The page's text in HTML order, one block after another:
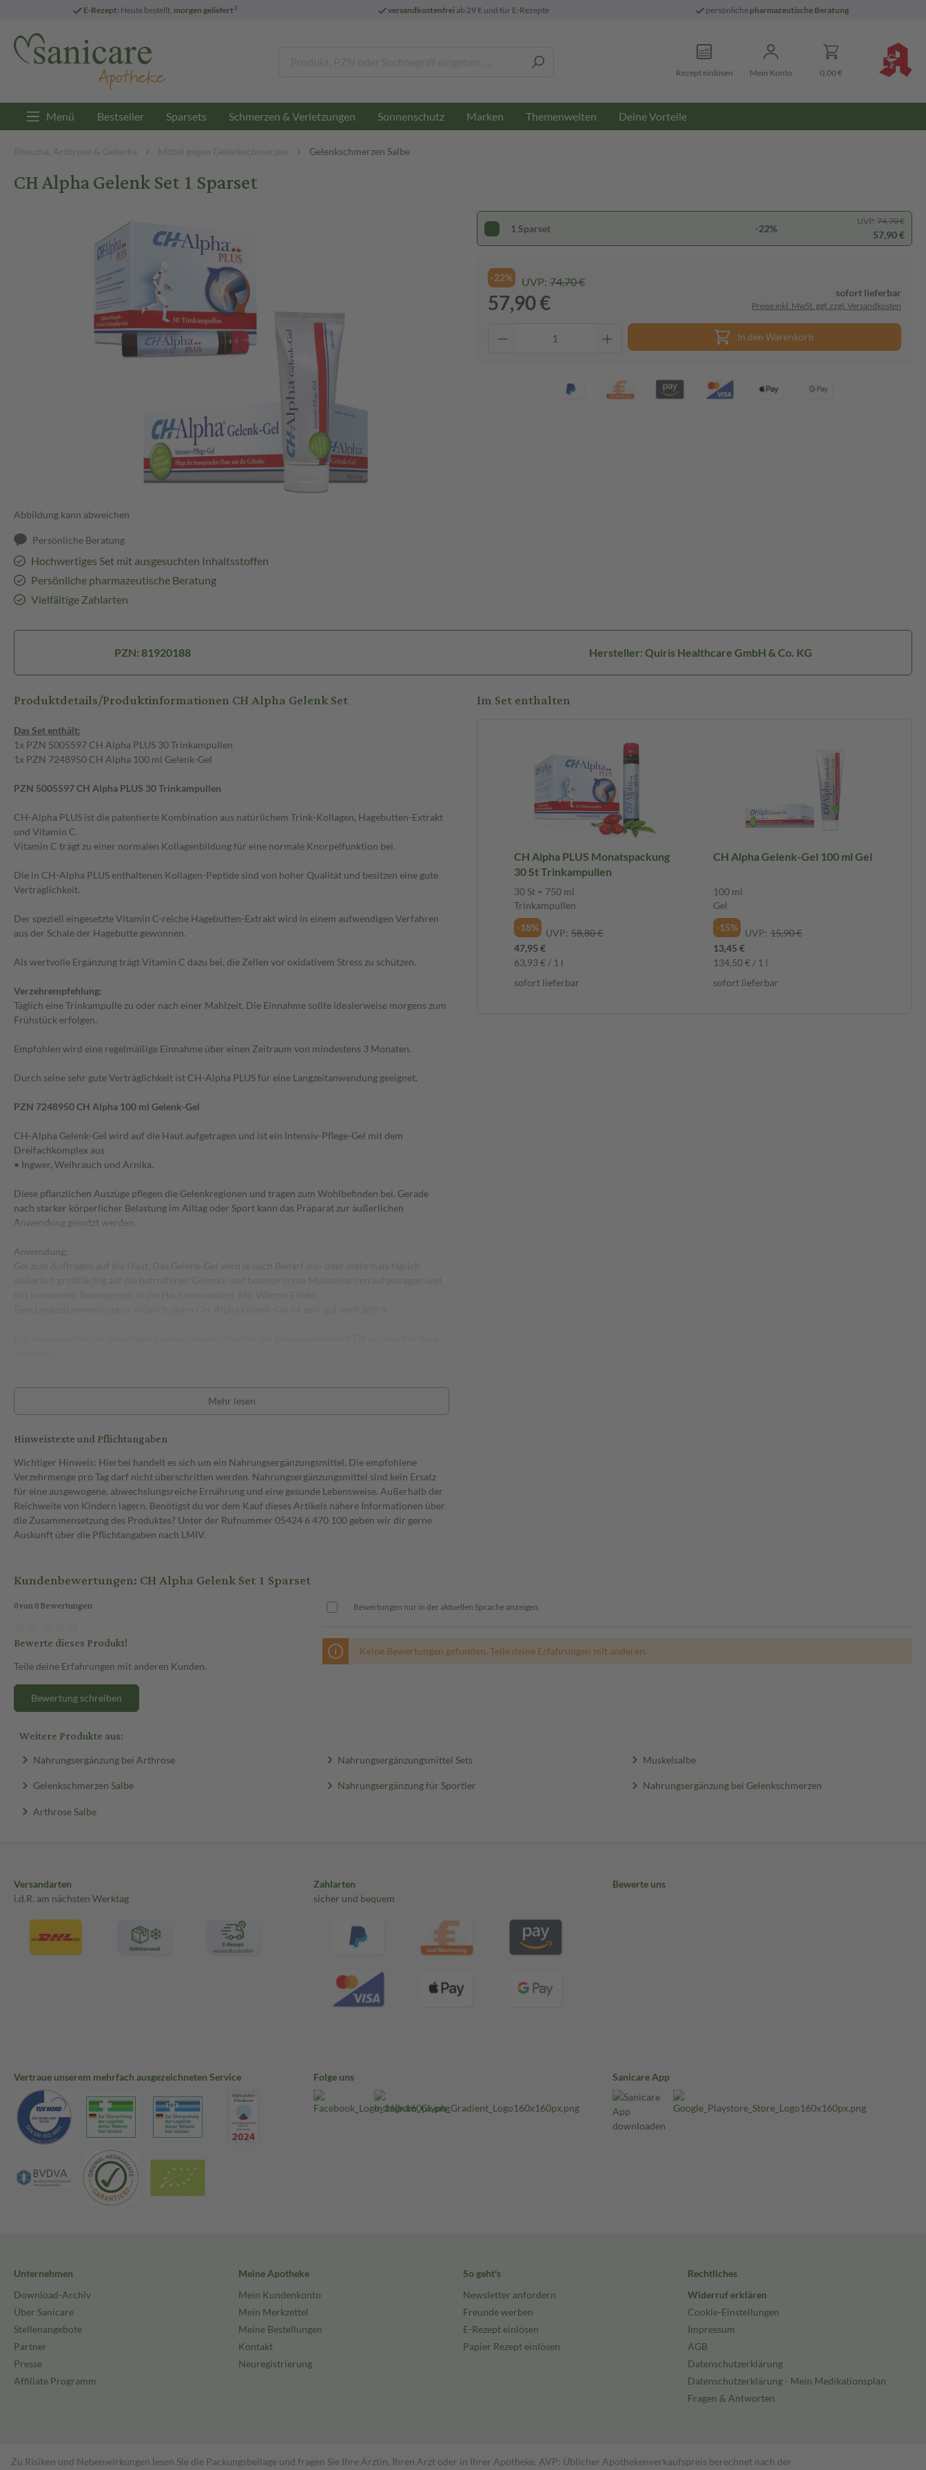
E-Rezept: Heute bestellt, morgen geliefert3 versandkostenfreiab 29 € und für E-Rezepte persönliche pharmazeutische Beratung
Rezept einlösen Mein Konto 0,00 €
Menü Bestseller Sparsets Schmerzen & Verletzungen Sonnenschutz Marken Themenwelten Deine Vorteile
Rheuma, Arthrose & Gelenke Mittel gegen Gelenkschmerzen Gelenkschmerzen Salbe
CH Alpha Gelenk Set 1 Sparset
Abbildung kann abweichen
Persönliche Beratung
Hochwertiges Set mit ausgesuchten Inhaltsstoffen
Persönliche pharmazeutische Beratung
Vielfältige Zahlarten
1 Sparset -22%
UVP: 74,70 €
57,90 €
-22% UVP: 74,70 €
57,90 € sofort lieferbar
Preise inkl. MwSt. ggf. zzgl. Versandkosten
In den Warenkorb
PZN: 81920188 Hersteller: Quiris Healthcare GmbH & Co. KG
Produktdetails/Produktinformationen CH Alpha Gelenk Set
Das Set enthält:
1x PZN 5005597 CH Alpha PLUS 30 Trinkampullen
1x PZN 7248950 CH Alpha 100 ml Gelenk-Gel
PZN 5005597 CH Alpha PLUS 30 Trinkampullen
CH-Alpha PLUS ist die patentierte Kombination aus natürlichem Trink-Kollagen, Hagebutten-Extrakt
und Vitamin C.
Vitamin C trägt zu einer normalen Kollagenbildung für eine normale Knorpelfunktion bei.
Die in CH-Alpha PLUS enthaltenen Kollagen-Peptide sind von hoher Qualität und besitzen eine gute
Verträglichkeit.
Der speziell eingesetzte Vitamin C-reiche Hagebutten-Extrakt wird in einem aufwendigen Verfahren
aus der Schale der Hagebutte gewonnen.
Als wertvolle Ergänzung trägt Vitamin C dazu bei, die Zellen vor oxidativem Stress zu schützen.
Verzehrempfehlung:
Täglich eine Trinkampulle zu oder nach einer Mahlzeit. Die Einnahme sollte idealerweise morgens zum
Frühstück erfolgen.
Empfohlen wird eine regelmäßige Einnahme über einen Zeitraum von mindestens 3 Monaten.
Durch seine sehr gute Verträglichkeit ist CH-Alpha PLUS für eine Langzeitanwendung geeignet.
PZN 7248950 CH Alpha 100 ml Gelenk-Gel
CH-Alpha Gelenk-Gel wird auf die Haut aufgetragen und ist ein Intensiv-Pflege-Gel mit dem
Dreifachkomplex aus
• Ingwer, Weihrauch und Arnika.
Diese pflanzlichen Auszüge pflegen die Gelenkregionen und tragen zum Wohlbefinden bei. Gerade
nach starker körperlicher Belastung im Alltag oder Sport kann das Präparat zur äußerlichen
Anwendung genutzt werden.
Mehr lesen
Hinweistexte und Pflichtangaben
Wichtiger Hinweis: Hierbei handelt es sich um ein Nahrungsergänzungsmittel. Die empfohlene
Verzehrmenge pro Tag darf nicht überschritten werden. Nahrungsergänzungsmittel sind kein Ersatz
für eine ausgewogene, abwechslungsreiche Ernährung und eine gesunde Lebensweise. Außerhalb der
Reichweite von Kindern lagern. Benötigst du vor dem Kauf dieses Artikels nähere Informationen über
die Zusammensetzung des Produktes? Unter der Rufnummer 05424 6 470 100 geben wir dir gerne
Auskunft über die Pflichtangaben nach LMIV.
Im Set enthalten
CH Alpha PLUS Monatspackung
30 St Trinkampullen
30 St = 750 ml
Trinkampullen
-18%
UVP: 58,80 €
47,95 €
63,93 € / 1 l
sofort lieferbar
CH Alpha Gelenk-Gel 100 ml Gel
100 ml
Gel
-15%
UVP: 15,90 €
13,45 €
134,50 € / 1 l
sofort lieferbar
Kundenbewertungen: CH Alpha Gelenk Set 1 Sparset
0 von 0 Bewertungen
Bewerte dieses Produkt!
Teile deine Erfahrungen mit anderen Kunden.
Bewertung schreiben
Bewertungen nur in der aktuellen Sprache anzeigen.
Keine Bewertungen gefunden. Teile deine Erfahrungen mit anderen.
Weitere Produkte aus:
Nahrungsergänzung bei Arthrose Nahrungsergänzungsmittel Sets Muskelsalbe
Gelenkschmerzen Salbe Nahrungsergänzung für Sportler Nahrungsergänzung bei Gelenkschmerzen
Arthrose Salbe
Versandarten
i.d.R. am nächsten Werktag
Zahlarten
sicher und bequem
Bewerte uns
Vertraue unserem mehrfach ausgezeichneten Service Folge uns Sanicare App
Unternehmen
Download-Archiv
Über Sanicare
Stellenangebote
Partner
Presse
Affiliate Programm
Meine Apotheke
Mein Kundenkonto
Mein Merkzettel
Meine Bestellungen
Kontakt
Neuregistrierung
So geht's
Newsletter anfordern
Freunde werben
E-Rezept einlösen
Papier Rezept einlösen
Rechtliches
Widerruf erklären
Cookie-Einstellungen
Impressum
AGB
Datenschutzerklärung
Datenschutzerklärung - Mein Medikationsplan
Fragen & Antworten
Zu Risiken und Nebenwirkungen lesen Sie die Packungsbeilage und fragen Sie Ihre Ärztin, Ihren Arzt oder in Ihrer Apotheke. AVP: Üblicher Apothekenverkaufspreis berechnet nach der